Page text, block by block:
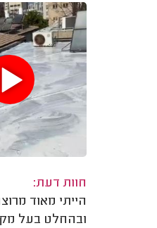
חוות דעת:
הייתי מאוד
ובהחלט בעל